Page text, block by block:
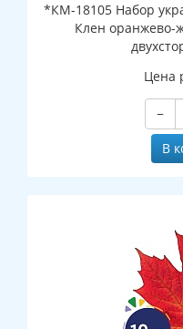
*КМ-18105 Набор
Клен оранжево-
Цена
−
В